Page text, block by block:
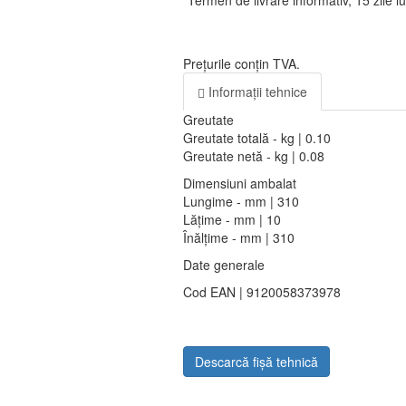
Prețurile conțin TVA.
Informații tehnice
Greutate
Greutate totală - kg | 0.10
Greutate netă - kg | 0.08
Dimensiuni ambalat
Lungime - mm | 310
Lățime - mm | 10
Înălțime - mm | 310
Date generale
Cod EAN | 9120058373978
Descarcă fișă tehnică